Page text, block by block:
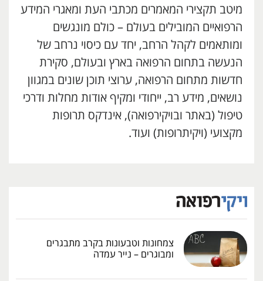
מיטב תקצירי המאמרים מכתבי העת ומאגרי המידע
הרפואיים המובילים בעולם – כולם מונגשים
ומותאמים לקהל הרחב, יחד עם כיסוי נרחב של
הנעשה בתחום הרפואה בארץ ובעולם, סקירת
חדשות מתחום הרפואה, ערוצי תוכן שונים במגוון
נושאים, מידע רב, ייחודי ומקיף אודות מחלות ודרכי
טיפול (באתר ובויקירפואה), אינדקס תרופות
מקצועי (ויקיתרופות) ועוד.
צמחונות וטבעונות בקרב מתבגרים
ומבוגרים – נייר עמדה